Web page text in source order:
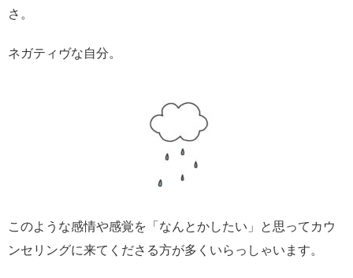
さ。
ネガティヴな自分。
このような感情や感覚を「なんとかしたい」と思ってカウ
ンセリングに来てくださる方が多くいらっしゃいます。